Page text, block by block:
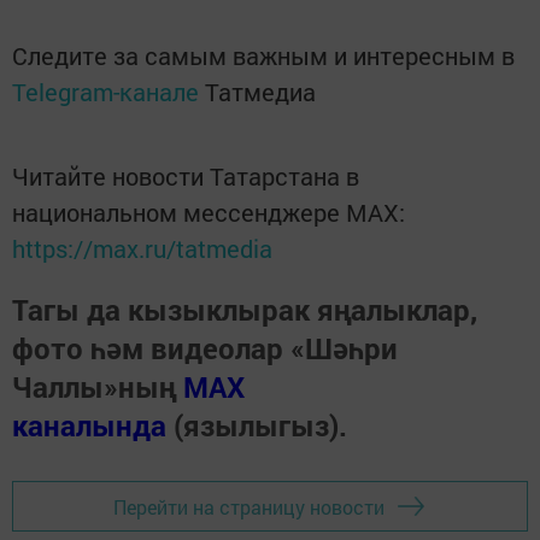
Следите за самым важным и интересным в
Telegram-канале Татмедиа
Читайте новости Татарстана в
национальном мессенджере MАХ:
https://max.ru/tatmedia
Тагы да кызыклырак яңалыклар,
фото һәм видеолар «Шәһри
Чаллы»ның MAX
каналында (язылыгыз).
Перейти на страницу новости